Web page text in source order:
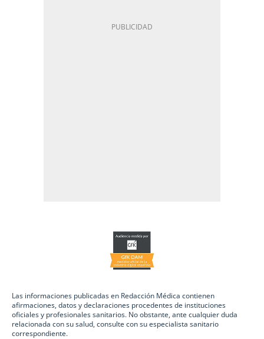
Las informaciones publicadas en Redacción Médica contienen
afirmaciones, datos y declaraciones procedentes de instituciones
oficiales y profesionales sanitarios. No obstante, ante cualquier duda
relacionada con su salud, consulte con su especialista sanitario
correspondiente.